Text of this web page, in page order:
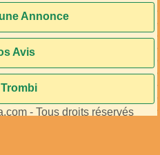
Annonce
Avis
Trombi
- Tous droits réservés